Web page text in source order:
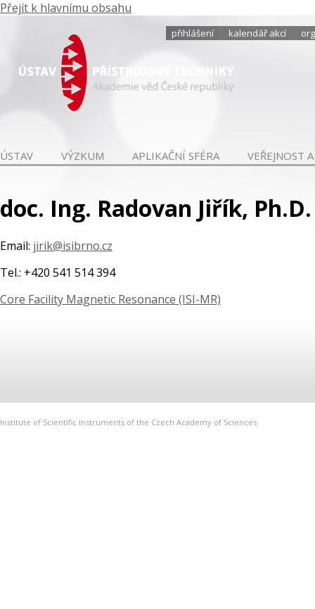
Přejít k hlavnímu obsahu
přihlášení kalendář akcí
ÚSTAV VÝZKUM APLIKAČNÍ SFÉRA VEŘEJNOST
doc. Ing. Radovan Jiřík, Ph.D.
Email: jirik@isibrno.cz
Tel.: +420 541 514 394
Core Facility Magnetic Resonance (ISI-MR)
Institute of Scientific Instruments of the Czech Academy of Sciences